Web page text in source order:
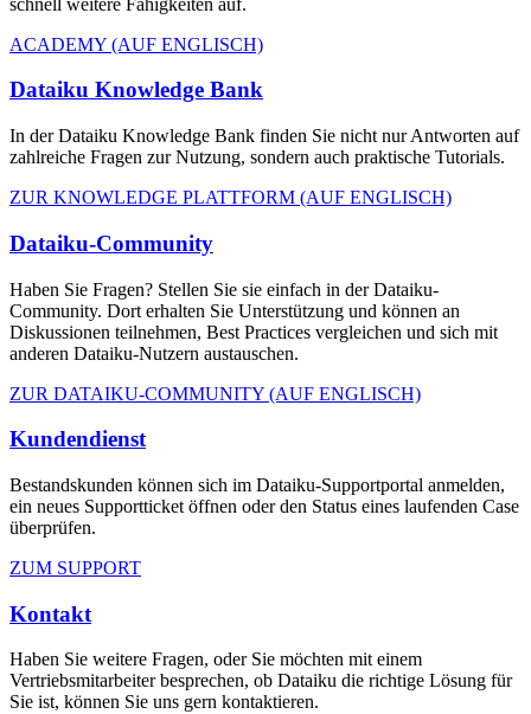
ACADEMY (AUF ENGLISCH)
Dataiku Knowledge Bank
In der Dataiku Knowledge Bank finden Sie nicht nur Antworten auf
zahlreiche Fragen zur Nutzung, sondern auch praktische Tutorials.
ZUR KNOWLEDGE PLATTFORM (AUF ENGLISCH)
Dataiku-Community
Haben Sie Fragen? Stellen Sie sie einfach in der Dataiku-
Community. Dort erhalten Sie Unterstützung und können an
Diskussionen teilnehmen, Best Practices vergleichen und sich mit
anderen Dataiku-Nutzern austauschen.
ZUR DATAIKU-COMMUNITY (AUF ENGLISCH)
Kundendienst
Bestandskunden können sich im Dataiku-Supportportal anmelden,
ein neues Supportticket öffnen oder den Status eines laufenden Case
überprüfen.
ZUM SUPPORT
Kontakt
Haben Sie weitere Fragen, oder Sie möchten mit einem
Vertriebsmitarbeiter besprechen, ob Dataiku die richtige Lösung für
Sie ist, können Sie uns gern kontaktieren.